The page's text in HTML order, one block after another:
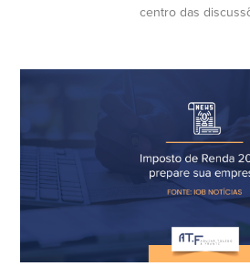
centro das